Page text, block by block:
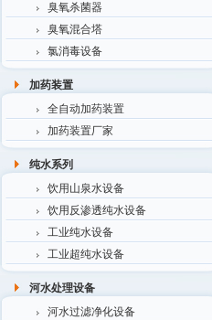
臭氧杀菌器
臭氧混合塔
氯消毒设备
加药装置
全自动加药装置
加药装置厂家
纯水系列
饮用山泉水设备
饮用反渗透纯水设备
工业纯水设备
工业超纯水设备
河水处理设备
河水过滤净化设备